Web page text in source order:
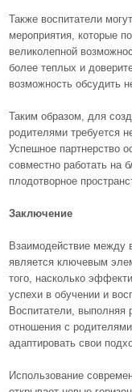
Также воспитатели
мероприятия, которые
великолепной
более теплых и
возможность обсудить
Таким образом, для
родителями требуется
Успешное партнерство
совместно работать на
плодотворное
Заключение
Взаимодействие между
является ключевым
того, насколько
успехи в обучении и
Воспитатели, выполняя
отношения с
адаптировать свои
Использование